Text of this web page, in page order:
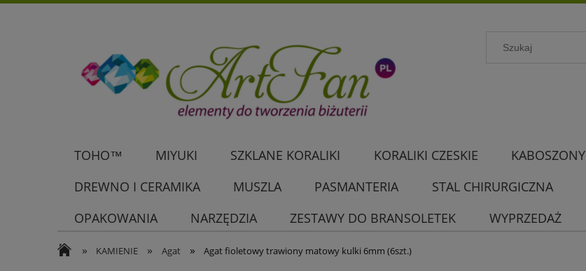
TOHO™ MIYUKI SZKLANE KORALIKI KORALIKI CZESKIE KABOSZONY
DREWNO I CERAMIKA
MUSZLA PASMANTERIA STAL CHIRURGICZNA
OPAKOWANIA
NARZĘDZIA ZESTAWY DO BRANSOLETEK WYPRZEDAŻ
» KAMIENIE » Agat » Agat fioletowy trawiony matowy kulki 6mm (6szt.)